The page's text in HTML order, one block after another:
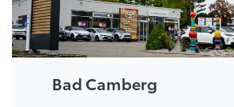
Bad Camberg